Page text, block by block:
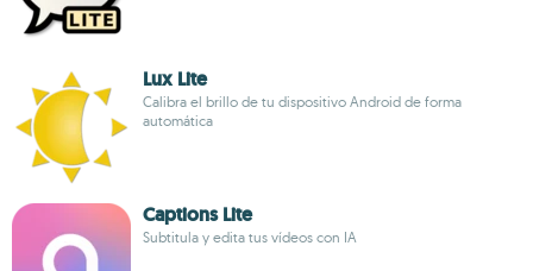
Lux Lite
Calibra el brillo de tu dispositivo Android de forma
automática
Captions Lite
Subtitula y edita tus vídeos con IA